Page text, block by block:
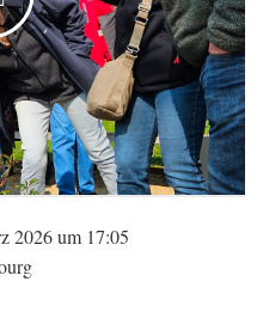
2026 um 17:05